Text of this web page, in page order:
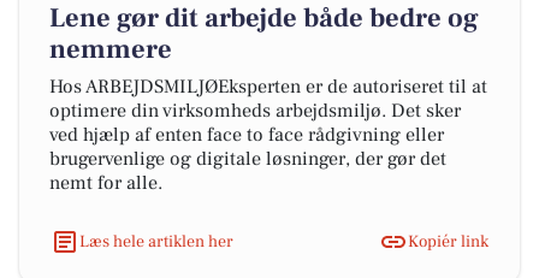
Lene gør dit arbejde både bedre og
nemmere
Hos ARBEJDSMILJØEksperten er de autoriseret til at
optimere din virksomheds arbejdsmiljø. Det sker
ved hjælp af enten face to face rådgivning eller
brugervenlige og digitale løsninger, der gør det
nemt for alle.
Læs hele artiklen her Kopiér link